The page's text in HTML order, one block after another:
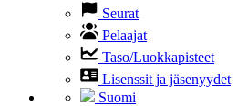
Seurat
Pelaajat
Taso/Luokkapisteet
Lisenssit ja jäsenyydet
Suomi